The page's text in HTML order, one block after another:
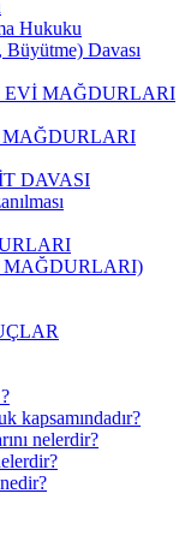
Hukuku
Davası
MAĞDURLARI
MAĞDURLARI
DAVASI
MAĞDURLARI)
kapsamındadır?
nelerdir?